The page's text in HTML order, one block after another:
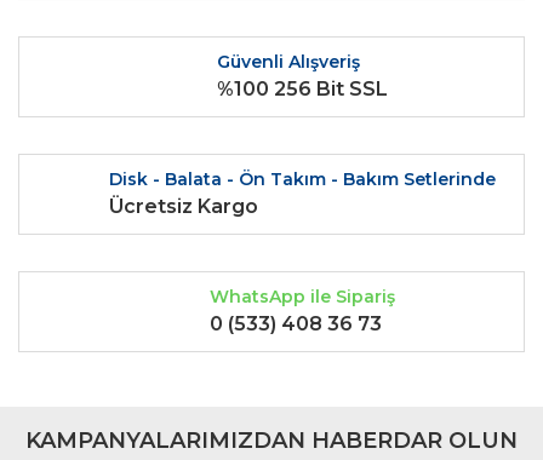
Güvenli Alışveriş
%100 256 Bit SSL
Disk - Balata - Ön Takım - Bakım Setlerinde
Ücretsiz Kargo
WhatsApp ile Sipariş
0 (533) 408 36 73
KAMPANYALARIMIZDAN HABERDAR OLUN